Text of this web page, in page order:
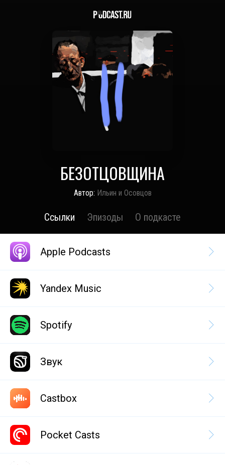
БЕЗОТЦОВЩИНА
Автор: Ильин и Осовцов
Ссылки Эпизоды О подкасте
Apple Podcasts
Yandex Music
Spotify
Звук
Castbox
Pocket Casts